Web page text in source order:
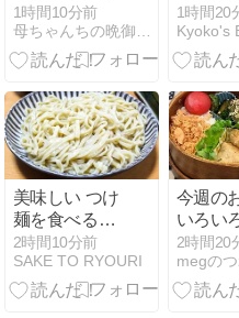
てラストのお
料理はこれ！
と2日分晩ご
食】と【スパ
イスキーマカ
レー】
1時間10分前
母ちゃんちの晩御飯とどたばた日記
1時間20
美味しい つけ
麺を食べるそ
して「妻も長
期夏休みに突
入」
2時間10分前
SAKE TO RYOURI
今週の
いろい
中華の
担々麺♪
2時間20